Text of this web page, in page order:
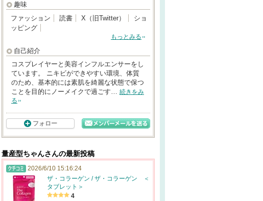
趣味
ファッション
読書 X（旧Twitter）
ショ
ッピング
もっとみる
自己紹介
コスプレイヤーと美容インフルエンサーをし
ています。 ニキビができやすい環境、体質
のため、基本的には素肌を綺麗な状態で保つ
ことを目的にノーメイクで過ごす… 続きをみ
る
フォロー
量産型ちゃんさんの最新投稿
2026/6/10 15:16:24
ザ・コラーゲン / ザ・コラーゲン ＜
タブレット＞
4